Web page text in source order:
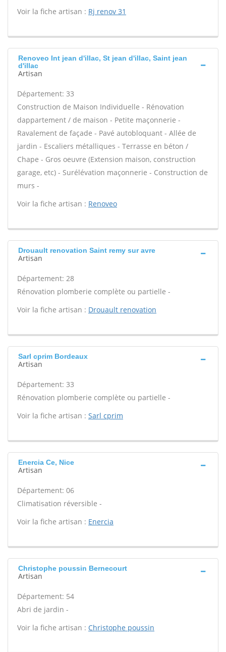
Voir la fiche artisan : Rj renov 31
Renoveo Int jean d'illac, St jean d'illac, Saint jean
d'illac
Artisan
Département: 33
Construction de Maison Individuelle - Rénovation
dappartement / de maison - Petite maçonnerie -
Ravalement de façade - Pavé autobloquant - Allée de
jardin - Escaliers métalliques - Terrasse en béton /
Chape - Gros oeuvre (Extension maison, construction
garage, etc) - Surélévation maçonnerie - Construction de
murs -
Voir la fiche artisan : Renoveo
Drouault renovation Saint remy sur avre
Artisan
Département: 28
Rénovation plomberie complète ou partielle -
Voir la fiche artisan : Drouault renovation
Sarl cprim Bordeaux
Artisan
Département: 33
Rénovation plomberie complète ou partielle -
Voir la fiche artisan : Sarl cprim
Enercia Ce, Nice
Artisan
Département: 06
Climatisation réversible -
Voir la fiche artisan : Enercia
Christophe poussin Bernecourt
Artisan
Département: 54
Abri de jardin -
Voir la fiche artisan : Christophe poussin